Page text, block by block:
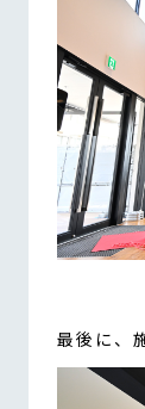
最後に、